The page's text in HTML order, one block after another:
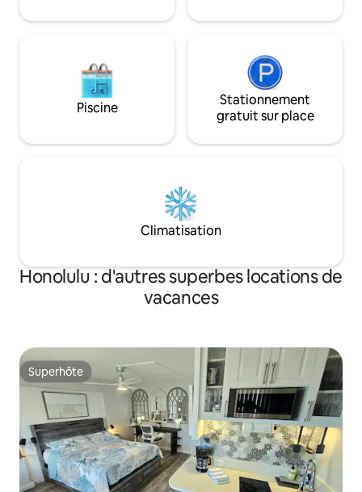
les séjours de longue durée à des tarifs
Piscine
Stationnement
gratuit sur place
Climatisation
Honolulu : d'autres superbes locations de
vacances
Superhôte
Superhôte